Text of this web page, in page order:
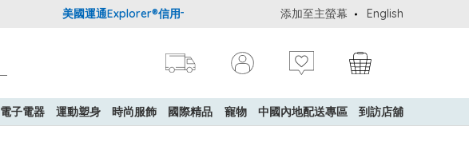
美國運通Explorer®信用卡會員購物禮遇：高達5%簽賬回贈！ 購買一般貨品(冷凍食
添加至主螢幕 English
電子電器 運動塑身 時尚服飾 國際精品 寵物 中國內地配送專區 到訪店舖